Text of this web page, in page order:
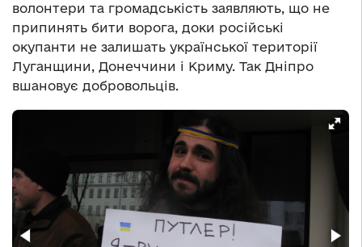
волонтери та громадськість заявляють, що не
припинять бити ворога, доки російські
окупанти не залишать української території
Луганщини, Донеччини і Криму. Так Дніпро
вшановує добровольців.